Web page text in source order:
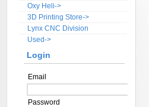
Oxy Heli->
3D Printing Store->
Lynx CNC Division
Used->
Login
Email
Password